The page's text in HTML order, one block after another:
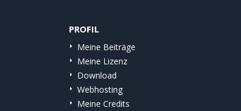
PROFIL
Meine Beiträge
Meine Lizenz
Download
Webhosting
Meine Credits